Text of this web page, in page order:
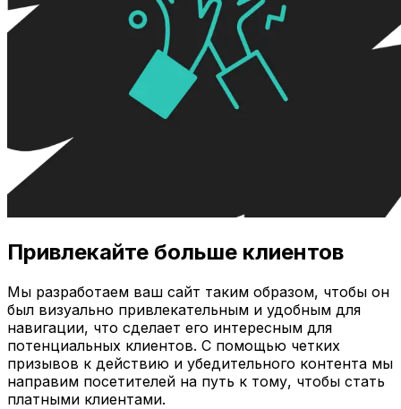
Привлекайте больше клиентов
Мы разработаем ваш сайт таким образом, чтобы он
был визуально привлекательным и удобным для
навигации, что сделает его интересным для
потенциальных клиентов. С помощью четких
призывов к действию и убедительного контента мы
направим посетителей на путь к тому, чтобы стать
платными клиентами.